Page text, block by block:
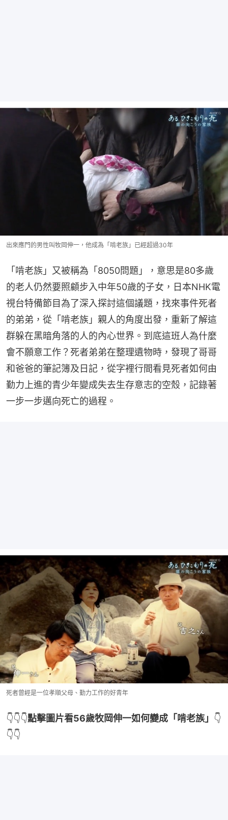
出來應門的男性叫牧岡伸一，他成為「啃老族」已經超過30年
「啃老族」又被稱為「8050問題」，意思是80多歲
的老人仍然要照顧步入中年50歲的子女，日本NHK電
視台特備節目為了深入探討這個議題，找來事件死者
的弟弟，從「啃老族」親人的角度出發，重新了解這
群躲在黑暗角落的人的內心世界。到底這班人為什麼
會不願意工作？死者弟弟在整理遺物時，發現了哥哥
和爸爸的筆記簿及日記，從字裡行間看見死者如何由
勤力上進的青少年變成失去生存意志的空殼，記錄著
一步一步邁向死亡的過程。
死者曾經是一位孝順父母、勤力工作的好青年
👇👇👇點擊圖片看56歲牧岡伸一如何變成「啃老族」 👇
👇👇